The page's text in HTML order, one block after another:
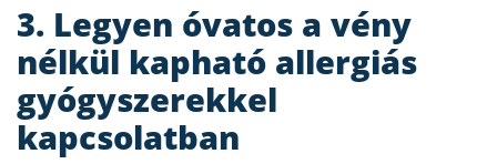
3. Legyen óvatos a vény
nélkül kapható allergiás
gyógyszerekkel
kapcsolatban